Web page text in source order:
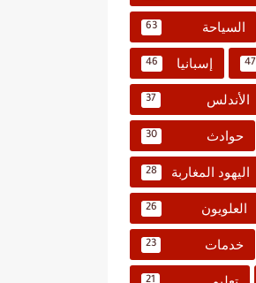
السياحة 63
47 إسبانيا 46
الأندلس 37
حوادث 30
اليهود المغاربة 28
العلويون 26
خدمات 23
21